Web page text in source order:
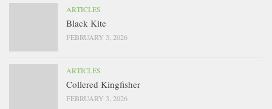
ARTICLES
Black Kite
FEBRUARY 3, 2026
ARTICLES
Collered Kingfisher
FEBRUARY 3, 2026